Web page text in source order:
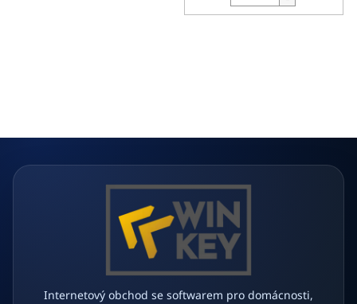
Internetový obchod se softwarem pro domácnosti,